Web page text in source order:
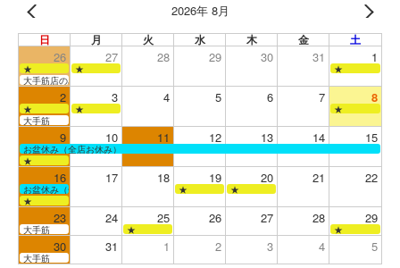
2026年 8月
日 月 火 水 木 金 土
26 27 28 29 30 31 1
★ ★
★
大手筋店のみ営業
2 3 4 5 6 7 8
★ ★
★
大手筋
9 10 11 12 13 14 15
お盆休み（全店お休み）
★
16 17 18 19 20 21 22
お盆休み（全店お休み） ★
★
★
23 24 25 26 27 28 29
大手筋 ★ ★
30 31 1 2 3 4 5
大手筋